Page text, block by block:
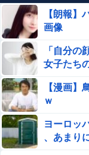
【朗報】
画像
「自分
女子たち
【漫画】
ｗ
ヨーロッ
、あまり